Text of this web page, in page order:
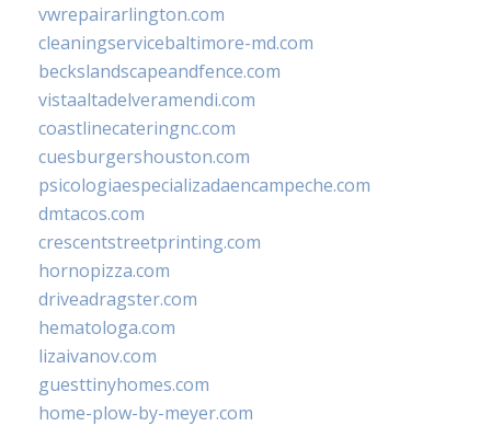
vwrepairarlington.com
cleaningservicebaltimore-md.com
beckslandscapeandfence.com
vistaaltadelveramendi.com
coastlinecateringnc.com
cuesburgershouston.com
psicologiaespecializadaencampeche.com
dmtacos.com
crescentstreetprinting.com
hornopizza.com
driveadragster.com
hematologa.com
lizaivanov.com
guesttinyhomes.com
home-plow-by-meyer.com